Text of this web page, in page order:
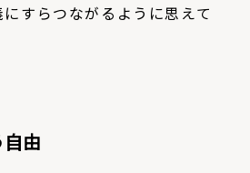
すらつながるように思えて
由